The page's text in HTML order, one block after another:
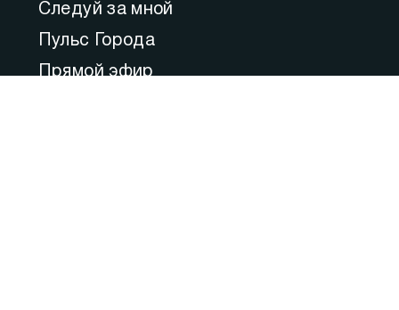
Следуй за мной
Пульс Города
Прямой эфир